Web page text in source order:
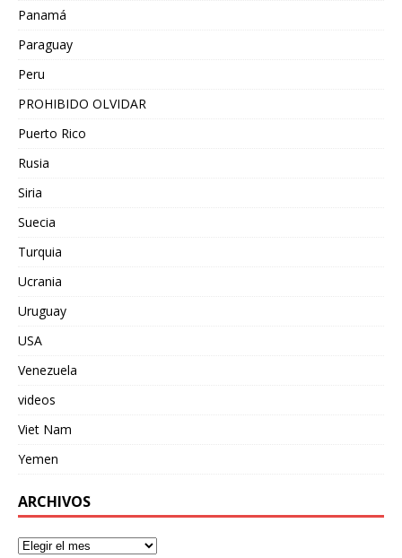
Panamá
Paraguay
Peru
PROHIBIDO OLVIDAR
Puerto Rico
Rusia
Siria
Suecia
Turquia
Ucrania
Uruguay
USA
Venezuela
videos
Viet Nam
Yemen
ARCHIVOS